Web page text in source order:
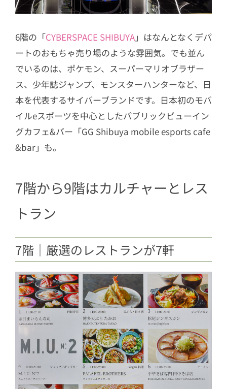
6階の「CYBERSPACE SHIBUYA」はなんとなくデパ
ートのおもちゃ売り場のような雰囲気。でも並ん
でいるのは、ポケモン、スーパーマリオブラザー
ス、少年誌ジャンプ、モンスターハンターなど、日
本を代表するサイバーブランドです。日本初のモバ
イルeスポーツを中心としたパブリックビューイン
グカフェ&バー「GG Shibuya mobile esports cafe
&bar」も。
7階から9階はカルチャーとレス
トラン
7階｜厳選のレストランが7軒